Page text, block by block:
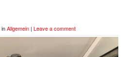
inAllgemein | Leave a comment